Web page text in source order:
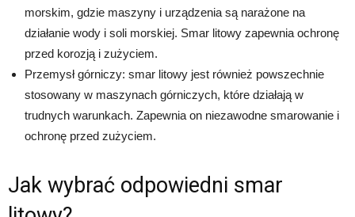
morskim, gdzie maszyny i urządzenia są narażone na
działanie wody i soli morskiej. Smar litowy zapewnia ochronę
przed korozją i zużyciem.
Przemysł górniczy: smar litowy jest również powszechnie
stosowany w maszynach górniczych, które działają w
trudnych warunkach. Zapewnia on niezawodne smarowanie i
ochronę przed zużyciem.
Jak wybrać odpowiedni smar